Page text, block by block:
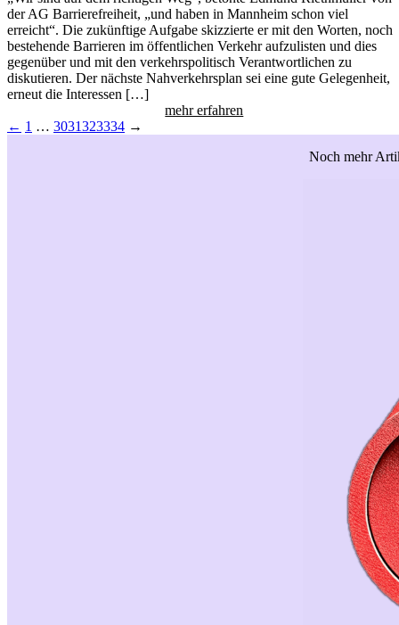
der AG Barrierefreiheit, „und haben in Mannheim schon viel
erreicht“. Die zukünftige Aufgabe skizzierte er mit den Worten, noch
bestehende Barrieren im öffentlichen Verkehr aufzulisten und dies
gegenüber und mit den verkehrspolitisch Verantwortlichen zu
diskutieren. Der nächste Nahverkehrsplan sei eine gute Gelegenheit,
erneut die Interessen […]
mehr erfahren
← 1 … 3031323334 →
Noch mehr